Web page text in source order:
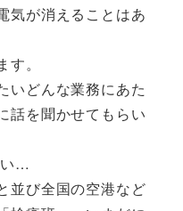
気が消えることはあ
。
いどんな業務にあた
話を聞かせてもらい
い…
並び全国の空港など